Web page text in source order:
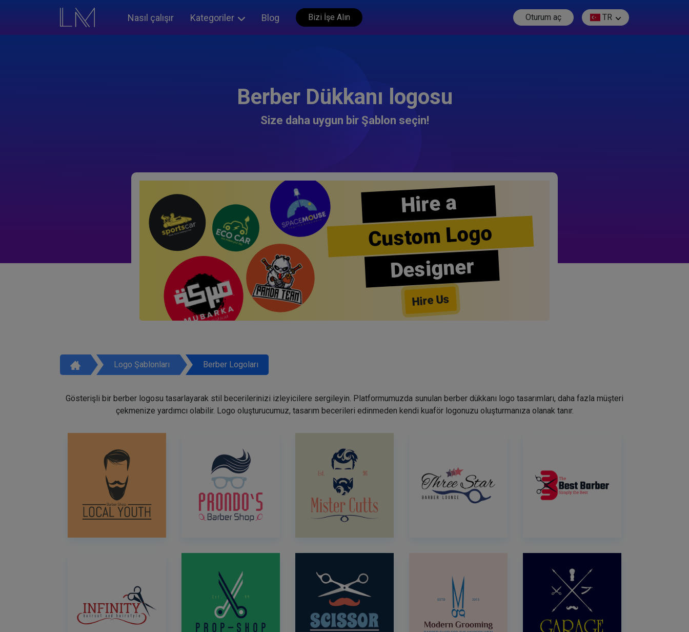
Nasıl çalışır Kategoriler Blog Bizi İşe Alın Oturum aç TR
Berber Dükkanı logosu
Size daha uygun bir Şablon seçin!
Hire a
Custom Logo
Designer
Hire Us
Logo Şablonları Berber Logoları
Gösterişli bir berber logosu tasarlayarak stil becerilerinizi izleyicilere sergileyin. Platformumuzda sunulan berber dükkanı logo tasarımları, daha fazla müşteri
çekmenize yardımcı olabilir. Logo oluşturucumuz, tasarım becerileri edinmeden kendi kuaför logonuzu oluşturmanıza olanak tanır.